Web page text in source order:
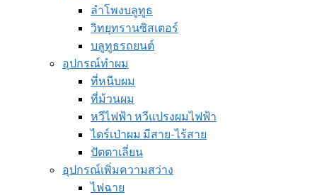
ลำโพงบลูทูธ
วิทยุทรานซิสเตอร์
บลูทูธรถยนต์
อุปกรณ์ทำผม
ที่หนีบผม
ที่ม้วนผม
หวีไฟฟ้า หวีแปรงผมไฟฟ้า
ไดร์เป่าผม มีสาย-ไร้สาย
ปัตตาเลี่ยน
อุปกรณ์เพิ่มความสว่าง
ไฟฉาย